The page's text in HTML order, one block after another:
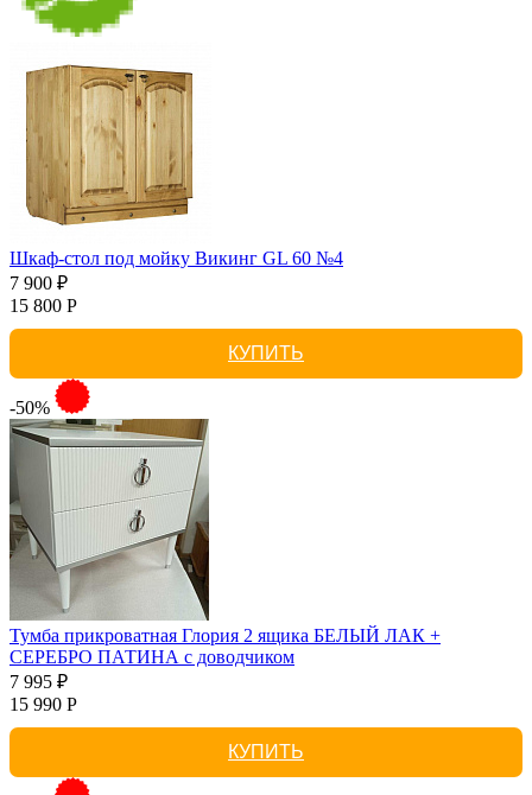
Шкаф-стол под мойку Викинг GL 60 №4
7 900 ₽
15 800 Р
КУПИТЬ
-50%
Тумба прикроватная Глория 2 ящика БЕЛЫЙ ЛАК +
СЕРЕБРО ПАТИНА с доводчиком
7 995 ₽
15 990 Р
КУПИТЬ